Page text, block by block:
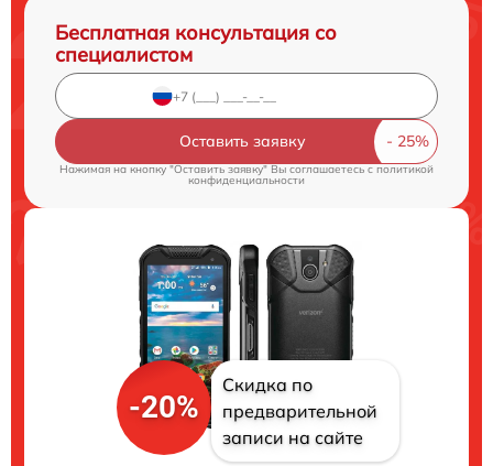
Бесплатная консультация со
специалистом
Оставить заявку
Нажимая на кнопку "Оставить заявку" Вы соглашаетесь c политикой
конфиденциальности
-20%
Скидка по
предварительной
записи на сайте